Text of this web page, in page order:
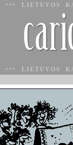
*** LIETUVOS
*** LIETUVOS